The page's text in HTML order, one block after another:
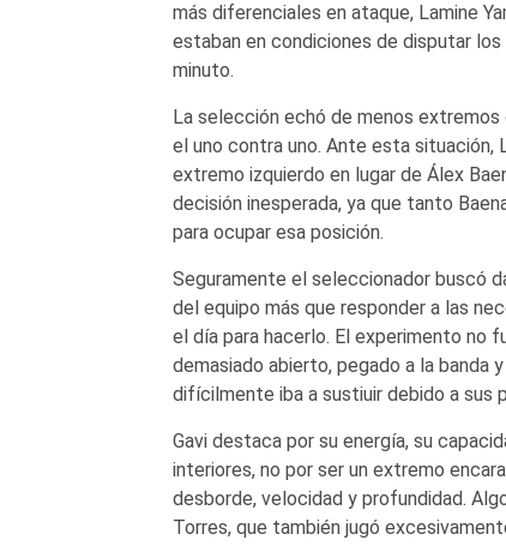
más diferenciales en ataque, Lamine
estaban en condiciones de disputar
minuto.
La selección echó de menos
el uno contra uno. Ante esta situación,
extremo izquierdo en lugar de Álex
decisión inesperada, ya que tanto
para ocupar esa posición.
Seguramente el seleccionador buscó
del equipo más que responder a las
el día para hacerlo. El experimento no
demasiado abierto, pegado a la banda
difícilmente iba a sustiuir debido a sus
Gavi destaca por su energía, su
interiores, no por ser un extremo
desborde, velocidad y profundidad.
Torres, que también jugó